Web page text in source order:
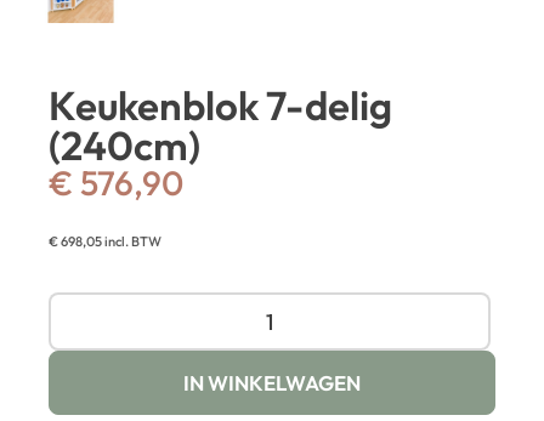
Keukenblok 7-delig
(240cm)
€ 576,90
€698,05incl. BTW
IN WINKELWAGEN